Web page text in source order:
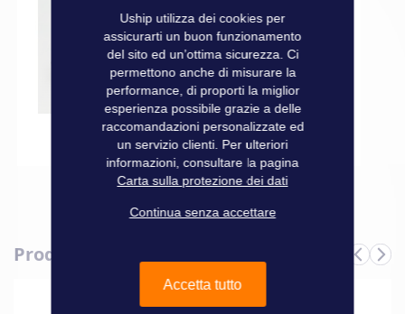
USHIP + PRESTO II
12,90 €
Aggiungi al Carrello
Produits complémentaires
Uship utilizza dei cookies per
assicurarti un buon funzionamento
del sito ed un’ottima sicurezza. Ci
permettono anche di misurare la
performance, di proporti la miglior
esperienza possibile grazie a delle
raccomandazioni personalizzate ed
un servizio clienti. Per ulteriori
informazioni, consultare la pagina
Carta sulla protezione dei dati
Continua senza accettare
Accetta tutto